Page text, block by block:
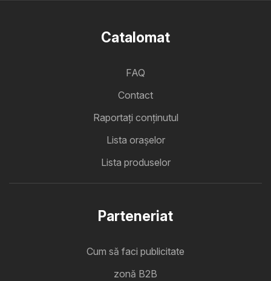
Catalomat
FAQ
Contact
Raportați conținutul
Lista oraşelor
Lista produselor
Parteneriat
Cum să faci publicitate
zonă B2B